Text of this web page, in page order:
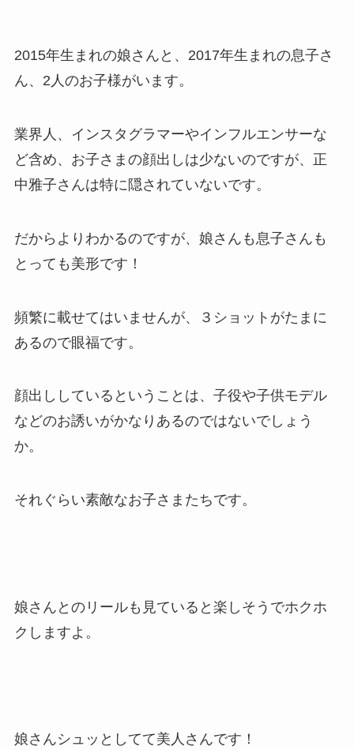
2015年生まれの娘さんと、2017年生まれの息子さ
ん、2人のお子様がいます。
業界人、インスタグラマーやインフルエンサーな
ど含め、お子さまの顔出しは少ないのですが、正
中雅子さんは特に隠されていないです。
だからよりわかるのですが、娘さんも息子さんも
とっても美形です！
頻繁に載せてはいませんが、３ショットがたまに
あるので眼福です。
顔出ししているということは、子役や子供モデル
などのお誘いがかなりあるのではないでしょう
か。
それぐらい素敵なお子さまたちです。
娘さんとのリールも見ていると楽しそうでホクホ
クしますよ。
娘さんシュッとしてて美人さんです！